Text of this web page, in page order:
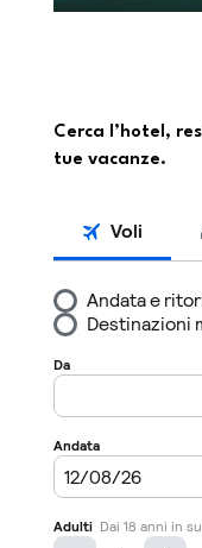
Cerca l’hotel,
tue vacanze.